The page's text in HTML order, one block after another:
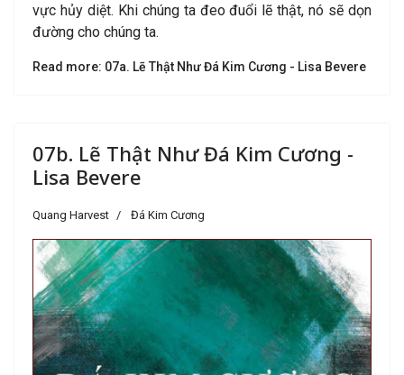
vực hủy diệt. Khi chúng ta đeo đuổi lẽ thật, nó sẽ dọn
đường cho chúng ta.
Read more: 07a. Lẽ Thật Như Đá Kim Cương - Lisa Bevere
07b. Lẽ Thật Như Đá Kim Cương -
Lisa Bevere
Quang Harvest Đá Kim Cương